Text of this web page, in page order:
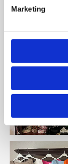
Marketing